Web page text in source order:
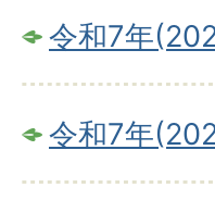
令和7年
令和7年